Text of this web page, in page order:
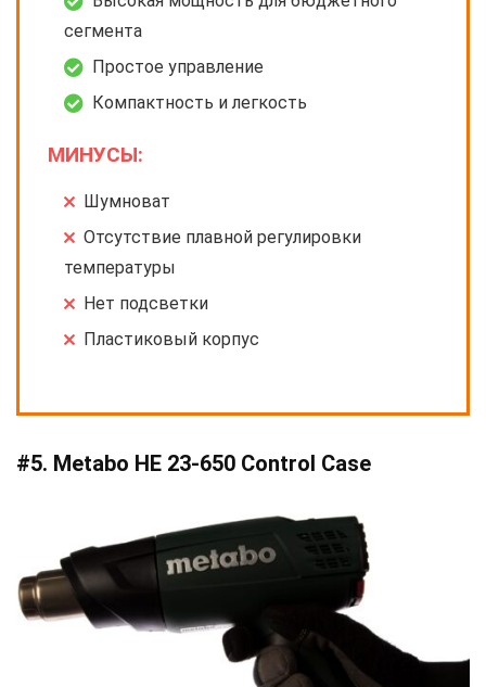
сегмента
Простое управление
Компактность и легкость
МИНУСЫ:
Шумноват
Отсутствие плавной регулировки
температуры
Нет подсветки
Пластиковый корпус
#5. Metabo HE 23-650 Control Case